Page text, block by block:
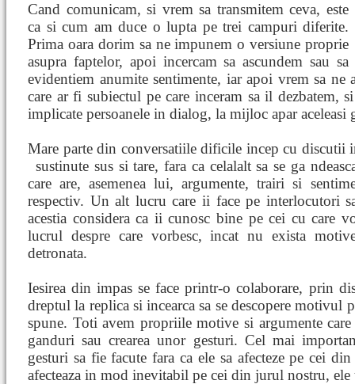
Cand comunicam, si vrem sa transmitem ceva, este
ca si cum am duce o lupta pe trei campuri diferite.
Prima oara dorim sa ne impunem o versiune proprie
asupra faptelor, apoi incercam sa ascundem sau sa
evidentiem anumite sentimente, iar apoi vrem sa ne
care ar fi subiectul pe care inceram sa il dezbatem,
implicate persoanele in dialog, la mijloc apar aceleasi
Mare parte din conversatiile dificile incep cu discutii
sustinute sus si tare, fara ca celalalt sa se ga
care are, asemenea lui, argumente, trairi si
respectiv. Un alt lucru care ii face pe interlocutori
acestia considera ca ii cunosc bine pe cei cu care
lucrul despre care vorbesc, incat nu exista
detronata.
Iesirea din impas se face printr-o colaborare, prin
dreptul la replica si incearca sa se descopere motivul
spune. Toti avem propriile motive si argumente
ganduri sau crearea unor gesturi. Cel mai
gesturi sa fie facute fara ca ele sa afecteze pe cei
afecteaza in mod inevitabil pe cei din jurul nostru,